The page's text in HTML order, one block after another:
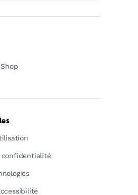
confidentialité